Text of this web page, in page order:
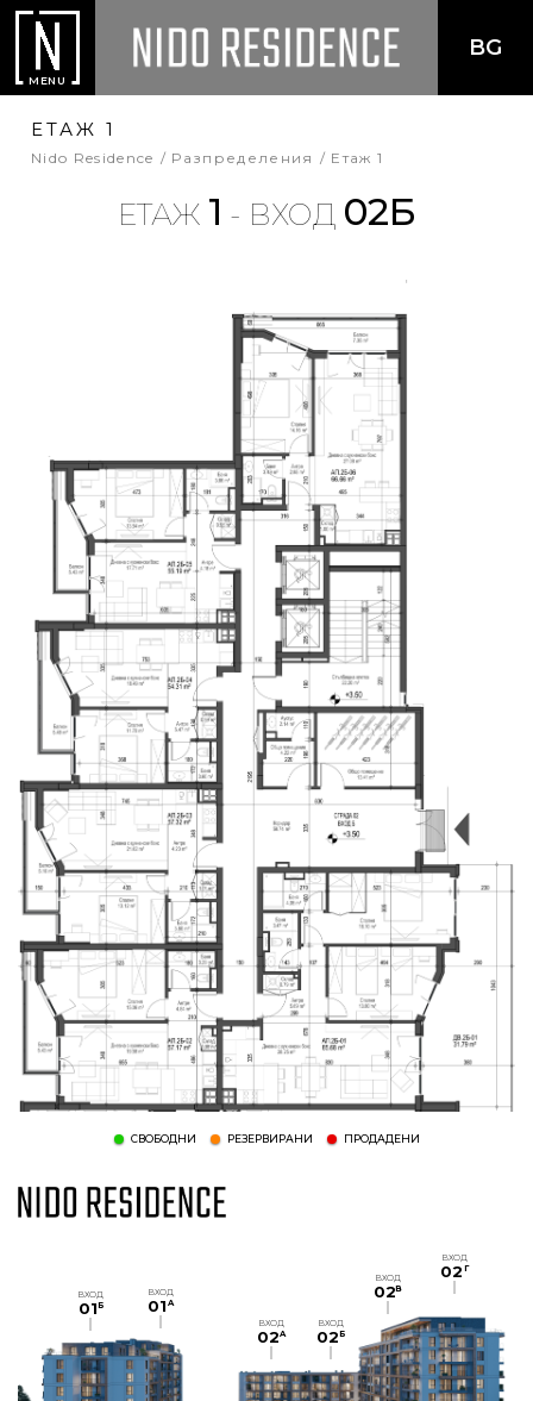
MENU
BG
ЕТАЖ 1
Nido Residence Разпределения Етаж 1
ЕТАЖ 1 - ВХОД 02Б
СВОБОДНИ РЕЗЕРВИРАНИ ПРОДАДЕНИ
ВХОД
01 A
ВХОД
01Б
ВХОД
02A
ВХОД
02Б
ВХОД
02В
ВХОД
02 Г